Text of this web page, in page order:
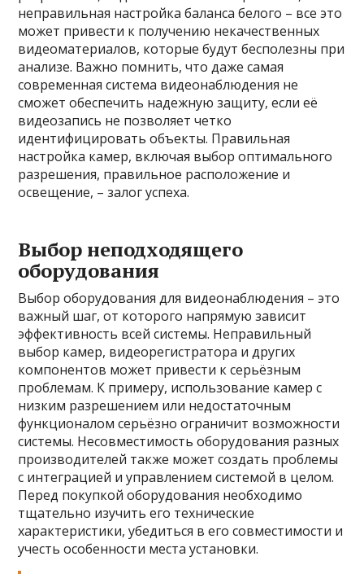
неправильная настройка баланса белого – все это
может привести к получению некачественных
видеоматериалов, которые будут бесполезны при
анализе. Важно помнить, что даже самая
современная система видеонаблюдения не
сможет обеспечить надежную защиту, если её
видеозапись не позволяет четко
идентифицировать объекты. Правильная
настройка камер, включая выбор оптимального
разрешения, правильное расположение и
освещение, – залог успеха.
Выбор неподходящего
оборудования
Выбор оборудования для видеонаблюдения – это
важный шаг, от которого напрямую зависит
эффективность всей системы. Неправильный
выбор камер, видеорегистратора и других
компонентов может привести к серьёзным
проблемам. К примеру, использование камер с
низким разрешением или недостаточным
функционалом серьёзно ограничит возможности
системы. Несовместимость оборудования разных
производителей также может создать проблемы
с интеграцией и управлением системой в целом.
Перед покупкой оборудования необходимо
тщательно изучить его технические
характеристики, убедиться в его совместимости и
учесть особенности места установки.